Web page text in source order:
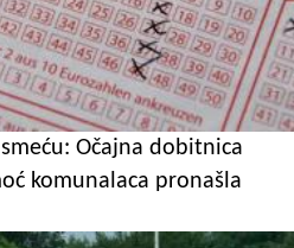
Očajna dobitnica
komunalaca pronašla